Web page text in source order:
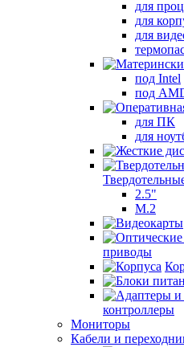
для
для
для
под Intel
под
для ПК
для
2.5"
M.2
приводы
контроллеры
Мониторы
Кабели и